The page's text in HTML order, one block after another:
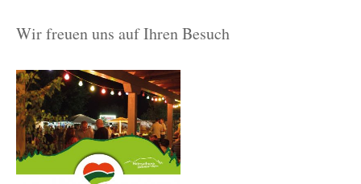
Wir freuen uns auf Ihren Besuch